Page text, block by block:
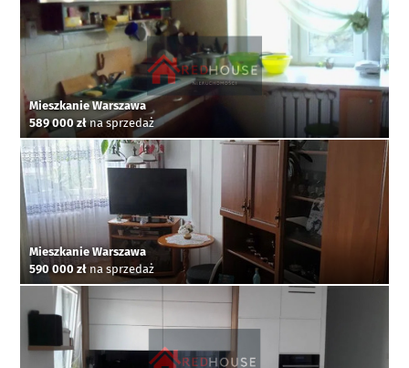
Mieszkanie Warszawa
589 000 złna sprzedaż
Mieszkanie Warszawa
590 000 zł na sprzedaż